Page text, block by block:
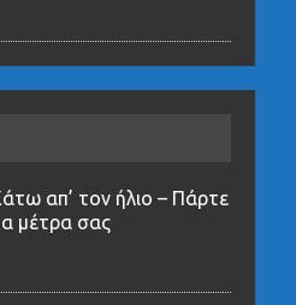
απ’ τον ήλιο – Πάρτε
μέτρα σας